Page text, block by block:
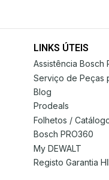
LINKS ÚTEIS
Assistência Bosch
Serviço de Peças
Blog
Prodeals
Folhetos /
Bosch PRO360
My DEWALT
Registo Garantia